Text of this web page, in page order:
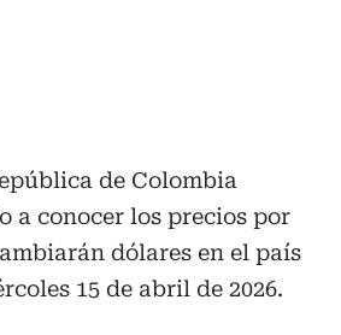
de Colombia
a conocer los precios por
dólares en el país
15 de abril de 2026.